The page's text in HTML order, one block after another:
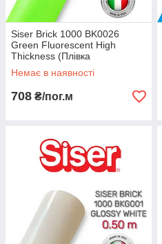
Siser Brick 1000 BK0026
Green Fluorescent High
Thickness (Плівка
флуоресцентна для
термопереноса зелена)
Немає в наявності
708 ₴/пог.м